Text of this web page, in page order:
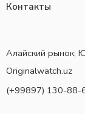
Контакты
Алайский рынок;
Originalwatch.uz
(+99897) 130-88-